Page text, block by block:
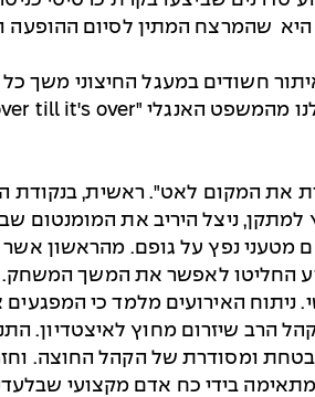
שהמרצח המתין לסיום ההופעה
חשודים במעגל החיצוני משך כל
את המקום לאט". ראשית, בנקודת
ניצל היריב את המומנטום
בסטאד-דה-פראנס בנובמבר 2015. בפיגוע השתתפו כזכור, 3 מתאבדים עם מטעני נפץ על
בחוץ, המפגע השלישי. ניתוח האירועים מלמד כי
הרב שיזרום מחוץ לאיצטדיון.
ומסודרת של הקהל החוצה.
בידי כח אדם מקצועי